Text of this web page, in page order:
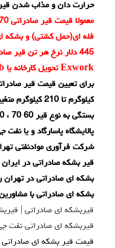
حرارت دان و مذاب شدن
Exwork تحویل کارخانه
یا Fob بندرعباس متغیر میباشد.
پالایشگاه پاسارگاد و یا
شرکت فرآوری موادنفتی
قیر بشکه صادراتی در
بشکه ای صادراتی در تهران
بشکه ای صادراتی با
قیربشکه ای صادراتی |
قیربشکه ای صادراتی نفت
قیمت قیر بشکه ای صادراتی